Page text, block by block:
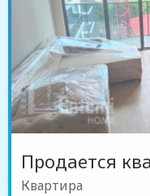
Продается
Квартира